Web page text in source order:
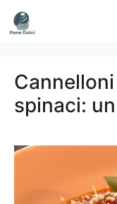
Vai
al
spinaci: